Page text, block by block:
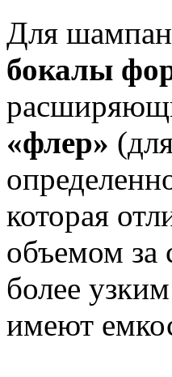
Для
бокалы
«флер»
которая
объемом за
более
имеют